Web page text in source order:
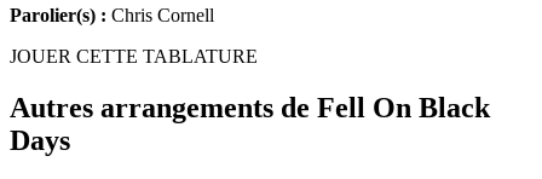
Parolier(s) : Chris Cornell
JOUER CETTE TABLATURE
Autres arrangements de Fell On Black
Days